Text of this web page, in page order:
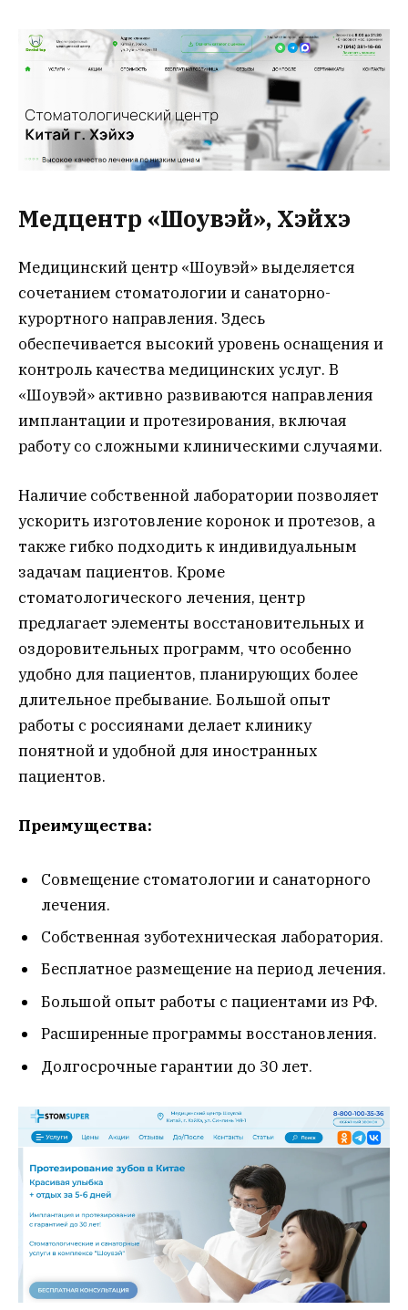
Медцентр «Шоувэй», Хэйхэ
Медицинский центр «Шоувэй» выделяется
сочетанием стоматологии и санаторно-
курортного направления. Здесь
обеспечивается высокий уровень оснащения и
контроль качества медицинских услуг. В
«Шоувэй» активно развиваются направления
имплантации и протезирования, включая
работу со сложными клиническими случаями.
Наличие собственной лаборатории позволяет
ускорить изготовление коронок и протезов, а
также гибко подходить к индивидуальным
задачам пациентов. Кроме
стоматологического лечения, центр
предлагает элементы восстановительных и
оздоровительных программ, что особенно
удобно для пациентов, планирующих более
длительное пребывание. Большой опыт
работы с россиянами делает клинику
понятной и удобной для иностранных
пациентов.
Преимущества:
Совмещение стоматологии и санаторного
лечения.
Собственная зуботехническая лаборатория.
Бесплатное размещение на период лечения.
Большой опыт работы с пациентами из РФ.
Расширенные программы восстановления.
Долгосрочные гарантии до 30 лет.